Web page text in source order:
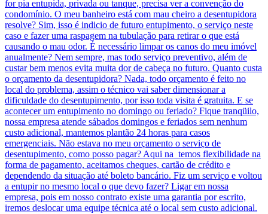
for pia entupida, privada ou tanque, precisa ver a convenção do
condomínio. O meu banheiro está com mau cheiro a desentupidora
resolve? Sim, isso é indicio de futuro entupimento, o serviço neste
caso e fazer uma raspagem na tubulação para retirar o que está
causando o mau odor. É necessário limpar os canos do meu imóvel
anualmente? Nem sempre, mas todo serviço preventivo, além de
custar bem menos evita muita dor de cabeça no futuro. Quanto custa
o orçamento da desentupidora? Nada, todo orçamento é feito no
local do problema, assim o técnico vai saber dimensionar a
dificuldade do desentupimento, por isso toda visita é gratuita. E se
acontecer um entupimento no domingo ou feriado? Fique tranqüilo,
nossa empresa atende sábados domingos e feriados sem nenhum
custo adicional, mantemos plantão 24 horas para casos
emergenciais. Não estava no meu orçamento o serviço de
desentupimento, como posso pagar? Aqui na temos flexibilidade na
forma de pagamento, aceitamos cheques, cartão de crédito e
dependendo da situação até boleto bancário. Fiz um serviço e voltou
a entupir no mesmo local o que devo fazer? Ligar em nossa
empresa, pois em nosso contrato existe uma garantia por escrito,
iremos deslocar uma equipe técnica até o local sem custo adicional.